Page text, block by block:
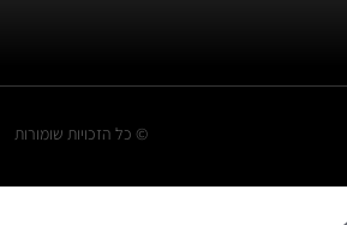
© כל הזכויות שומורות